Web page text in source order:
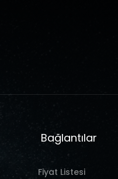
Bağlantılar
Fiyat Listesi